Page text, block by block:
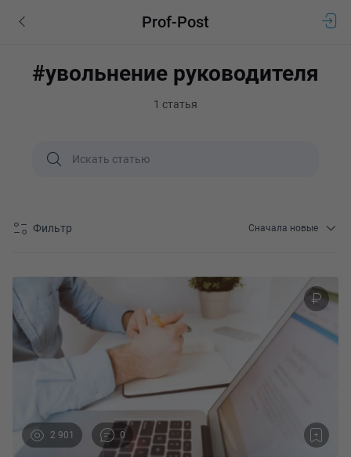
Prof-Post
#увольнение руководителя
1 статья
Фильтр Сначала новые
2 901 0